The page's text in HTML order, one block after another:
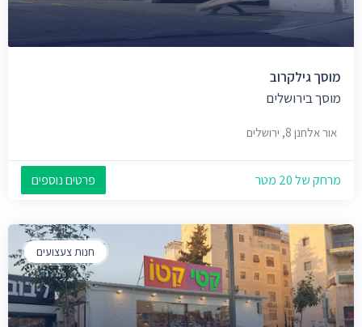
מוסך גילקרוב
מוסך בירושלים
אור אלחנן 8, ירושלים
מרחק של 20 מטר פרטים נוספים
חנות צעצועים